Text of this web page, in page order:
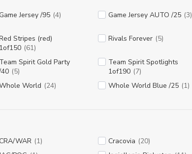
Game Jersey /95 (4) Game Jersey AUTO /25 (3)
Stripes (red)
1of150 (61)
Rivals Forever (5)
Team Spirit Gold Party
(5)
Team Spirit Spotlights
1of190 (7)
World (24) Whole World Blue /25 (1)
CRA/WAR (1) Cracovia (20)